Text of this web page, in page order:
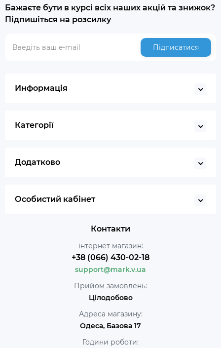
Бажаєте бути в курсі всіх наших акцій та знижок?
Підпишіться на розсилку
Підписатися
Информація
Категорії
Додатково
Особистий кабінет
Контакти
інтернет магазин:
+38 (066) 430-02-18
support@mark.v.ua
Прийом замовлень:
Цілодобово
Адреса магазину:
Одеса, Базова 17
Години роботи: